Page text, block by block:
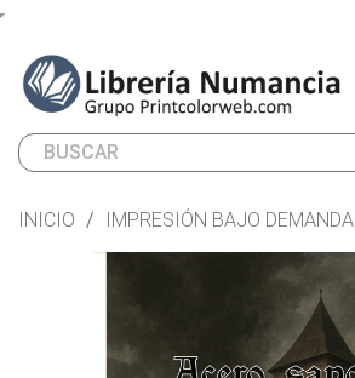
INICIO IMPRESIÓN BAJO DEMANDA